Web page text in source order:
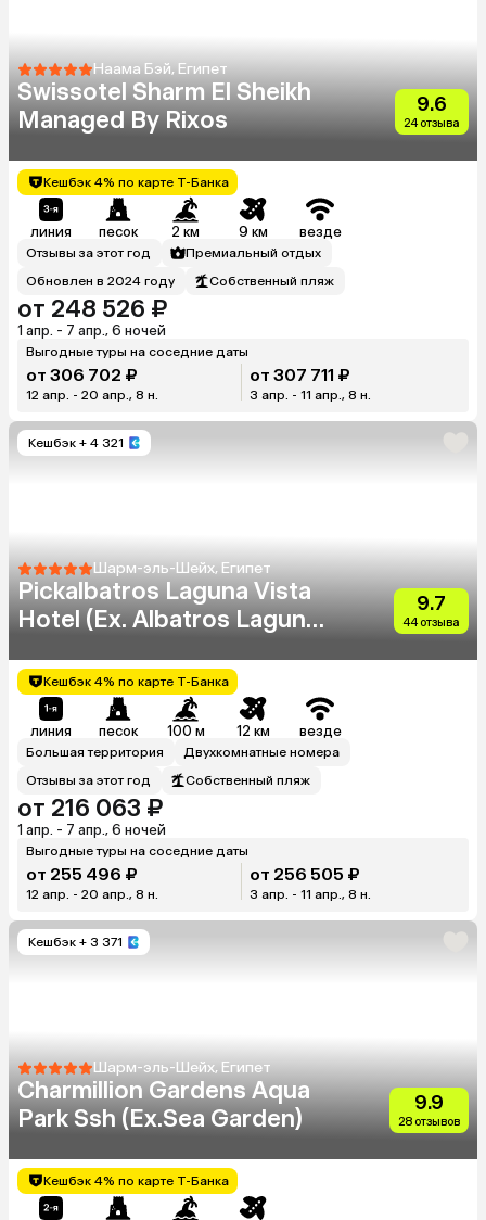
Наама Бэй, Египет
Swissotel Sharm El Sheikh
Managed By Rixos
9.6
24 отзыва
Кешбэк 4% по карте Т-Банка
линия песок 2 км 9 км везде
Отзывы за этот год
Премиальный отдых
Обновлен в 2024 году
Собственный пляж
от 248 526 ₽
1 апр. - 7 апр., 6 ночей
Выгодные туры на соседние даты
от 306 702 ₽
12 апр. - 20 апр., 8 н.
от 307 711 ₽
3 апр. - 11 апр., 8 н.
Кешбэк + 4 321
Шарм-эль-Шейх, Египет
Pickalbatros Laguna Vista
Hotel (Ex. Albatros Laguna
9.7
44 отзыва
Кешбэк 4% по карте Т-Банка
линия песок 100 м 12 км везде
Большая территория
Двухкомнатные номера
Отзывы за этот год
Собственный пляж
от 216 063 ₽
1 апр. - 7 апр., 6 ночей
Выгодные туры на соседние даты
от 255 496 ₽
12 апр. - 20 апр., 8 н.
от 256 505 ₽
3 апр. - 11 апр., 8 н.
Кешбэк + 3 371
Шарм-эль-Шейх, Египет
Charmillion Gardens Aqua
Park Ssh (Ex.Sea Garden)
9.9
28 отзывов
Кешбэк 4% по карте Т-Банка